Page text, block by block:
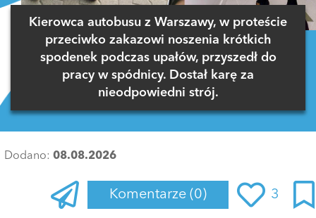
Kierowca autobusu z Warszawy, w proteście
przeciwko zakazowi noszenia krótkich
spodenek podczas upałów, przyszedł do
pracy w spódnicy. Dostał karę za
nieodpowiedni strój.
Dodano: 08.08.2026
Komentarze (0) 3